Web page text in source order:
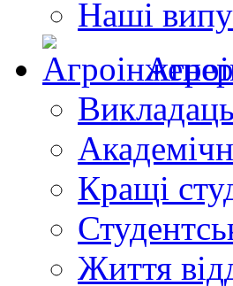
Наші
Кращі
Життя